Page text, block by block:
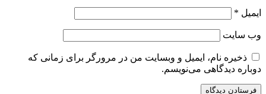
ایمیل *
وب‌ سایت
ذخیره نام، ایمیل و وبسایت من در مرورگر برای زمانی که
دوباره دیدگاهی می‌نویسم.